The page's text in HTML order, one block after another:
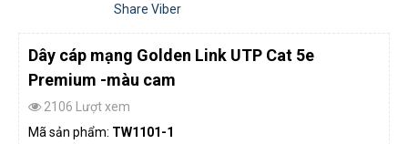
Share Viber
Dây cáp mạng Golden Link UTP Cat 5e
Premium -màu cam
2106 Lượt xem
Mã sản phẩm: TW1101-1